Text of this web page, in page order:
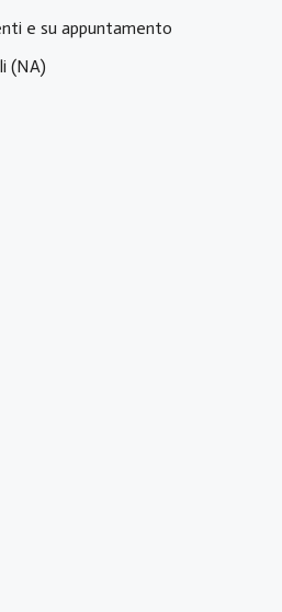
e su appuntamento
(NA)